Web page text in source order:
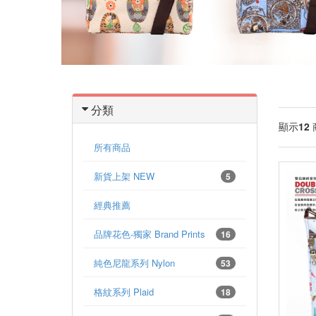
分類
所有商品
5
新貨上架 NEW
經典推薦
16
品牌花色-獨家 Brand Prints
53
純色尼龍系列 Nylon
18
格紋系列 Plaid
顯示12